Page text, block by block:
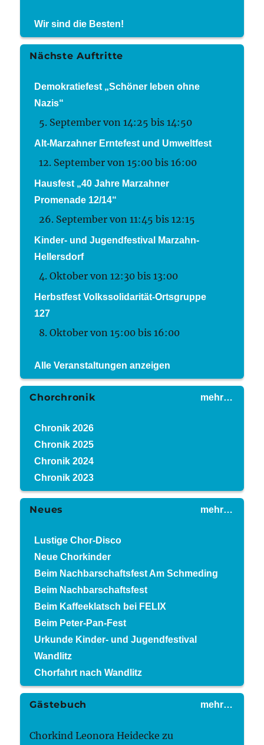
Wir sind die Besten!
Nächste Auftritte
Demokratiefest „Schöner leben ohne
Nazis“
5. September von 14:25 bis14:50
Alt-Marzahner Erntefest und Umweltfest
12. September von 15:00 bis16:00
Hausfest „40 Jahre Marzahner
Promenade 12/14“
26. September von 11:45 bis12:15
Kinder- und Jugendfestival Marzahn-
Hellersdorf
4. Oktober von 12:30 bis13:00
Herbstfest Volkssolidarität-Ortsgruppe
127
8. Oktober von 15:00 bis16:00
Alle Veranstaltungen anzeigen
mehr…
Chorchronik
Chronik 2026
Chronik 2025
Chronik 2024
Chronik 2023
mehr…
Neues
Lustige Chor-Disco
Neue Chorkinder
Beim Nachbarschaftsfest Am Schmeding
Beim Nachbarschaftsfest
Beim Kaffeeklatsch bei FELIX
Beim Peter-Pan-Fest
Urkunde Kinder- und Jugendfestival
Wandlitz
Chorfahrt nach Wandlitz
mehr…
Gästebuch
Chorkind Leonora Heidecke zu